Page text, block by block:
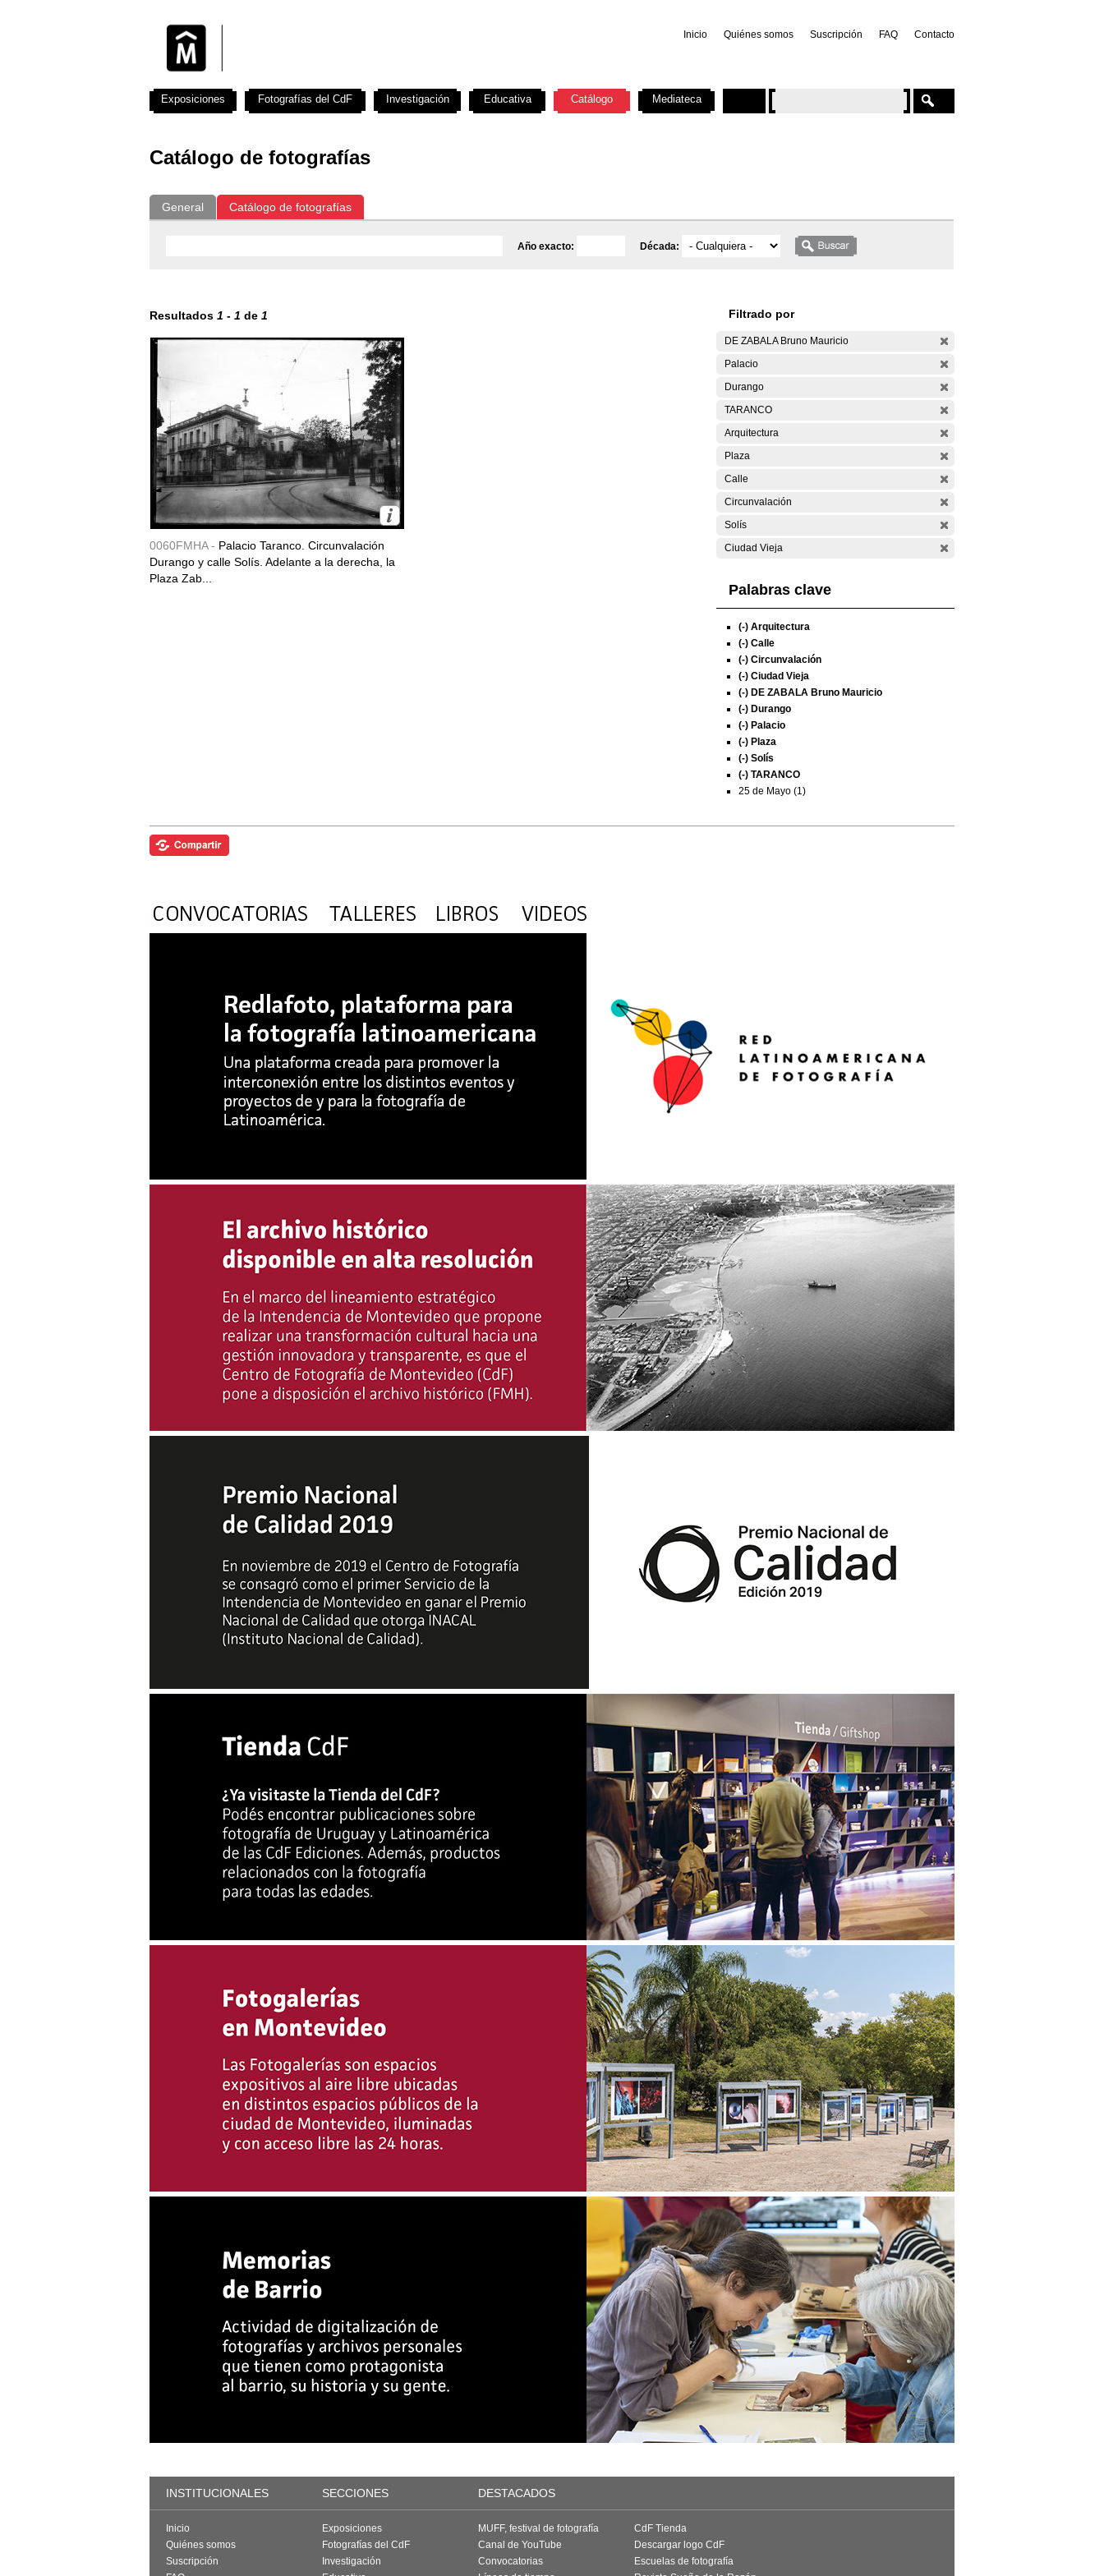
Inicio Quiénes somos Suscripción FAQ Contacto
Catálogo de fotografías
General Catálogo de fotografías
Año exacto: Década:
Resultados 1 - 1 de 1
0060FMHA - Palacio Taranco. Circunvalación
Durango y calle Solís. Adelante a la derecha, la
Plaza Zab...
Filtrado por
DE ZABALA Bruno Mauricio
Palacio
Durango
TARANCO
Arquitectura
Plaza
Calle
Circunvalación
Solís
Ciudad Vieja
Palabras clave
(-) Arquitectura
(-) Calle
(-) Circunvalación
(-) Ciudad Vieja
(-) DE ZABALA Bruno Mauricio
(-) Durango
(-) Palacio
(-) Plaza
(-) Solís
(-) TARANCO
25 de Mayo (1)
Exposiciones Fotografías del CdF Investigación Educativa Catálogo Mediateca
INSTITUCIONALES SECCIONES DESTACADOS
Inicio
Quiénes somos
Suscripción
Exposiciones
Fotografías del CdF
Investigación
MUFF, festival de fotografía
Canal de YouTube
Convocatorias
CdF Tienda
Descargar logo CdF
Escuelas de fotografía